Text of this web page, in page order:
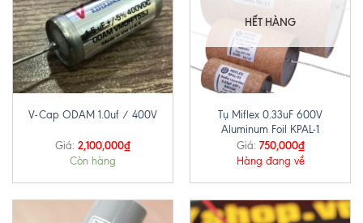
V-Cap ODAM 1.0uf / 400V
Giá: 2,100,000₫
Còn hàng
HẾT HÀNG
Tụ Miflex 0.33uF 600V
Aluminum Foil KPAL-1
Giá: 750,000₫
Hàng đang về